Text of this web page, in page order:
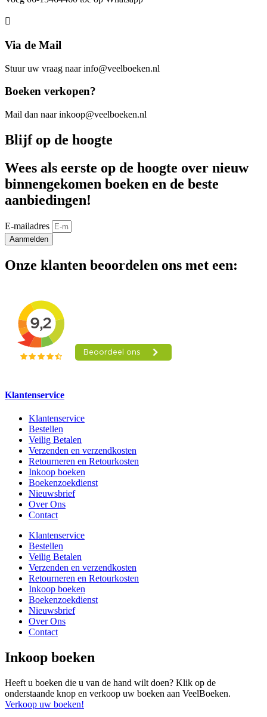
Via de Mail
Stuur uw vraag naar info@veelboeken.nl
Boeken verkopen?
Mail dan naar inkoop@veelboeken.nl
Blijf op de hoogte
Wees als eerste op de hoogte over nieuw
binnengekomen boeken en de beste
aanbiedingen!
E-mailadres
Aanmelden
Onze klanten beoordelen ons met een:
Klantenservice
Klantenservice
Bestellen
Veilig Betalen
Verzenden en verzendkosten
Retourneren en Retourkosten
Inkoop boeken
Boekenzoekdienst
Nieuwsbrief
Over Ons
Contact
Klantenservice
Bestellen
Veilig Betalen
Verzenden en verzendkosten
Retourneren en Retourkosten
Inkoop boeken
Boekenzoekdienst
Nieuwsbrief
Over Ons
Contact
Inkoop boeken
Heeft u boeken die u van de hand wilt doen? Klik op de
onderstaande knop en verkoop uw boeken aan VeelBoeken.
Verkoop uw boeken!